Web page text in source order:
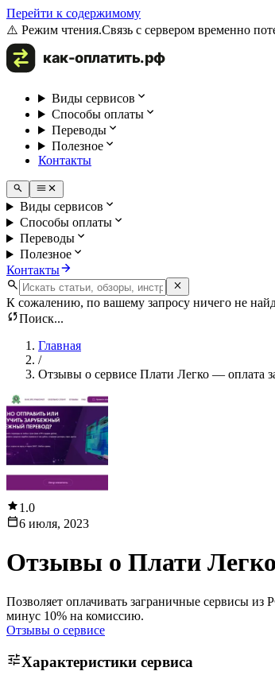
Перейти к содержимому
⚠️ Режим чтения.Связь с сервером временно
Виды сервисов
Способы оплаты
Переводы
Полезное
Контакты
Виды сервисов
Способы оплаты
Переводы
Полезное
Контакты
К сожалению, по вашему запросу ничего не
Поиск...
Главная
/
Отзывы о сервисе Плати Легко — оплата
1.0
6 июля, 2023
Отзывы о Плати
Позволяет оплачивать заграничные сервисы
минус 10% на комиссию.
Отзывы о сервисе
Характеристики сервиса